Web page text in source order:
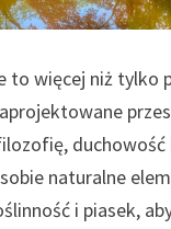
to więcej niż tylko
naturalne
i piasek,